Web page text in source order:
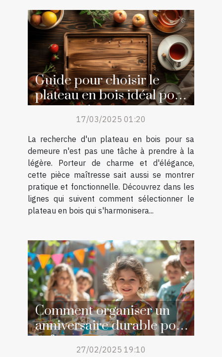
Guide pour choisir le
plateau en bois idéal pour
votre maison
17/03/2025 01:20
La recherche d'un plateau en bois pour sa
demeure n'est pas une tâche à prendre à la
légère. Porteur de charme et d'élégance,
cette pièce maîtresse sait aussi se montrer
pratique et fonctionnelle. Découvrez dans les
lignes qui suivent comment sélectionner le
plateau en bois qui s'harmonisera...
Comment organiser un
anniversaire durable pour
enfants
27/02/2025 19:10